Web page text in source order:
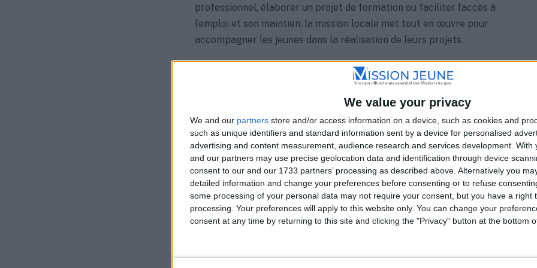
We value your privacy
We and our partners store and/or access information on a device, such as cookies and
such as unique identifiers and standard information sent by a device for personalised
advertising and content measurement, audience research and services development. With
and our partners may use precise geolocation data and identification through device
consent to our and our 1733 partners’ processing as described above. Alternatively you
detailed information and change your preferences before consenting or to refuse
some processing of your personal data may not require your consent, but you have a right
processing. Your preferences will apply to this website only. You can change your
consent at any time by returning to this site and clicking the "Privacy" button at the bottom
professionnel, élaborer un projet de formation ou faciliter l’accès à
l’emploi et son maintien, la mission locale met tout en œuvre pour
accompagner les jeunes dans la réalisation de leurs projets.
Une mission d’insertion sociale et professionnelle à 360 Degrés
L’intervention de la mission locale ne se limite pas à l’emploi et à la
formation. Elle englobe également l’insertion sociale des jeunes à
travers une multitude de domaines tels que l’orientation, le logement, la
santé, la mobilité, la citoyenneté, ainsi que les sports, les loisirs et la
culture. L’objectif est d’aider les jeunes à surmonter les défis liés à leur
insertion sociale et professionnelle.
Favoriser la concertation pour des actions ciblées
partenaires locaux afin de développer des actions précisément adaptées